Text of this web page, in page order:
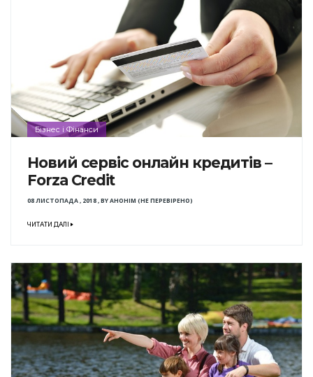
Бізнес і Фінанси
Новий сервіс онлайн кредитів –
Forza Credit
08 ЛИСТОПАДА , 2018,BYАНОНІМ (НЕ ПЕРЕВІРЕНО)
ЧИТАТИ ДАЛІ